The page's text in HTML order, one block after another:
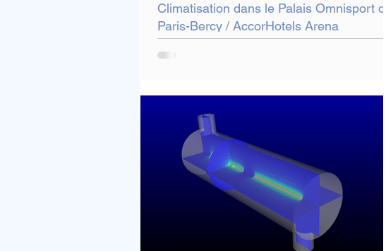
Climatisation dans le Palais Omnisport de
Paris-Bercy / AccorHotels Arena